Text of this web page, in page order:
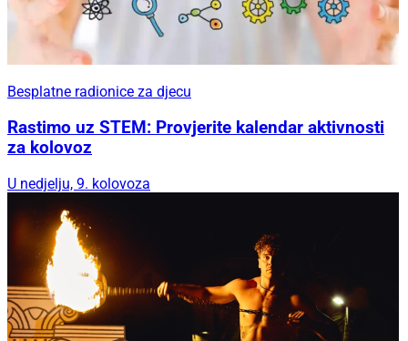
Besplatne radionice za djecu
Rastimo uz STEM: Provjerite kalendar aktivnosti
za kolovoz
U nedjelju, 9. kolovoza